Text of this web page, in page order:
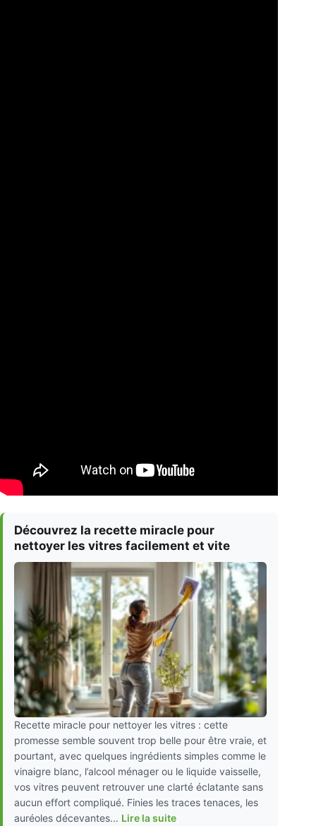
Découvrez la recette miracle pour
nettoyer les vitres facilement et vite
Recette miracle pour nettoyer les vitres : cette
promesse semble souvent trop belle pour être vraie, et
pourtant, avec quelques ingrédients simples comme le
vinaigre blanc, l’alcool ménager ou le liquide vaisselle,
vos vitres peuvent retrouver une clarté éclatante sans
aucun effort compliqué. Finies les traces tenaces, les
auréoles décevantes... Lire la suite